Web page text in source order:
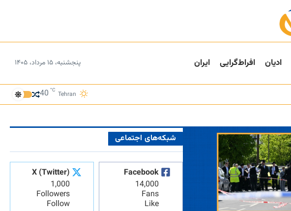
ادیان افراط‌گرایی ایران پنجشنبه، ۱۵ مرداد، ۱۴۰۵
Tehran
40 °C
شبکه‌های اجتماعی
Facebook
14,000
Fans
Like
X (Twitter)
1,000
Followers
Follow